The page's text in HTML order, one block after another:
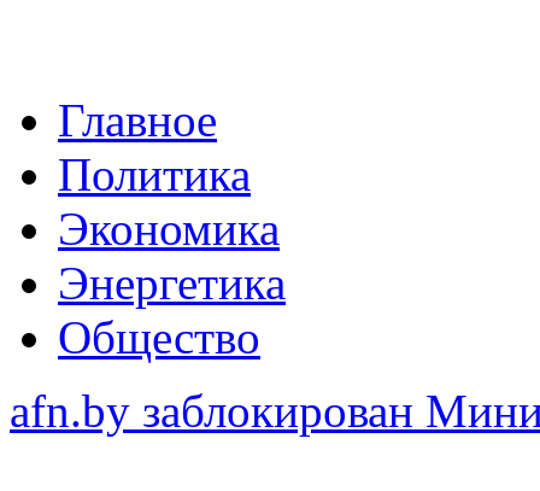
Главное
Политика
Экономика
Энергетика
Общество
afn.by заблокирован